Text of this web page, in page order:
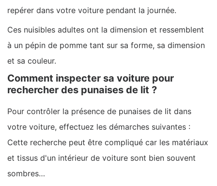
repérer dans votre voiture pendant la journée.
Ces nuisibles adultes ont la dimension et ressemblent
à un pépin de pomme tant sur sa forme, sa dimension
et sa couleur.
Comment inspecter sa voiture pour
rechercher des punaises de lit ?
Pour contrôler la présence de punaises de lit dans
votre voiture, effectuez les démarches suivantes :
Cette recherche peut être compliqué car les matériaux
et tissus d'un intérieur de voiture sont bien souvent
sombres…